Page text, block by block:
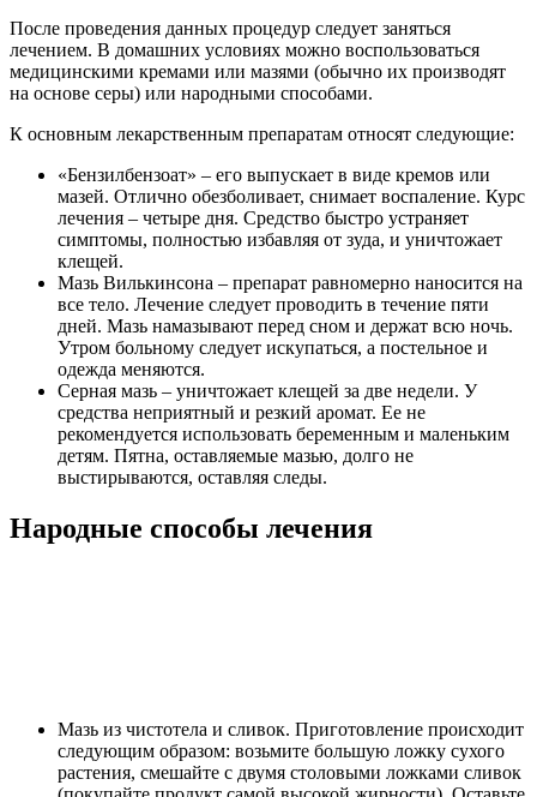
После проведения данных процедур следует заняться
лечением. В домашних условиях можно воспользоваться
медицинскими кремами или мазями (обычно их производят
на основе серы) или народными способами.
К основным лекарственным препаратам относят следующие:
«Бензилбензоат» – его выпускает в виде кремов или
мазей. Отлично обезболивает, снимает воспаление. Курс
лечения – четыре дня. Средство быстро устраняет
симптомы, полностью избавляя от зуда, и уничтожает
клещей.
Мазь Вилькинсона – препарат равномерно наносится на
все тело. Лечение следует проводить в течение пяти
дней. Мазь намазывают перед сном и держат всю ночь.
Утром больному следует искупаться, а постельное и
одежда меняются.
Серная мазь – уничтожает клещей за две недели. У
средства неприятный и резкий аромат. Ее не
рекомендуется использовать беременным и маленьким
детям. Пятна, оставляемые мазью, долго не
выстирываются, оставляя следы.
Народные способы лечения
Мазь из чистотела и сливок. Приготовление происходит
следующим образом: возьмите большую ложку сухого
растения, смешайте с двумя столовыми ложками сливок